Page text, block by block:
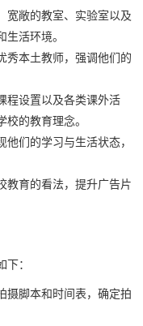
宽敞的教室、实验室以及
活环境。
秀本土教师，强调他们的
程设置以及各类课外活
的教育理念。
们的学习与生活状态，
教育的看法，提升广告片
：
摄脚本和时间表，确定拍